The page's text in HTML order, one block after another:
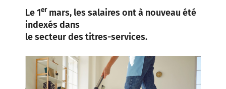
Le 1er mars, les salaires ont à nouveau été
indexés dans
le secteur des titres-services.